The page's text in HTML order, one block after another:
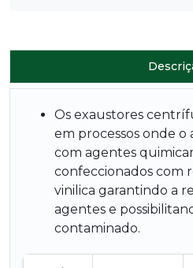
Os exaustores centrífugos são utilizados
em processos onde
com agentes
confeccionados com
vinilica garantindo a
agentes e
contaminado.